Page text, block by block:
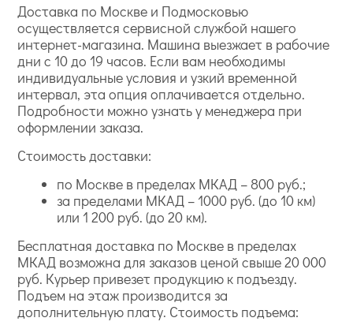
Доставка по Москве и Подмосковью
осуществляется сервисной службой нашего
интернет-магазина. Машина выезжает в рабочие
дни с 10 до 19 часов. Если вам необходимы
индивидуальные условия и узкий временной
интервал, эта опция оплачивается отдельно.
Подробности можно узнать у менеджера при
оформлении заказа.
Стоимость доставки:
по Москве в пределах МКАД – 800 руб.;
за пределами МКАД – 1000 руб. (до 10 км)
или 1 200 руб. (до 20 км).
Бесплатная доставка по Москве в пределах
МКАД возможна для заказов ценой свыше 20 000
руб. Курьер привезет продукцию к подъезду.
Подъем на этаж производится за
дополнительную плату. Стоимость подъема: